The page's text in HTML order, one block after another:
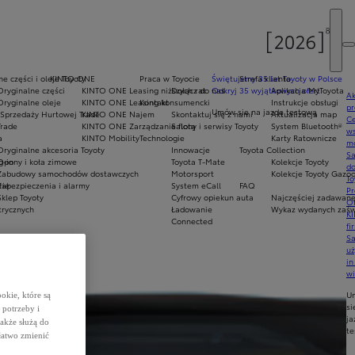
Świętujemy 35 lat Toyoty w Polsce
Odkryj 35 wyjątkowych ofert
Umów się na jazdę testową
in
Praca w Toyocie
Dołącz do nas
Kontakt
Skontaktuj się z nami
Salony i serwisy Toyoty
Technologie
Innowacje
Toyota T-Mate
Motorsport
System eCall
Cyfrowy opiekun auta
Ładowanie
Connected
KINTO ONE
KINTO ONE Leasing niższych rat
KINTO ONE Leasing konsumencki
KINTO ONE Najem
KINTO ONE Zarządzanie flotą
KINTO Mobility
części i oleje Toyoty
części
oleje
Hurtowej Trade
akcesoria Toyoty
i koła zimowe
samochodów dostawczych
i alarmy
Toyoty
Strefa klienta
Aplikacja MyToyota
Instrukcje obsługi
Aktualizacja map
System Bluetooth®
Karty Ratownicze
Toyota Collection
Kolekcje Toyoty
Kolekcje Toyoty
FAQ
Najczęściej
Wykaz wydanych
mailowo.
które są
potrzeby i
służą do
zmienić